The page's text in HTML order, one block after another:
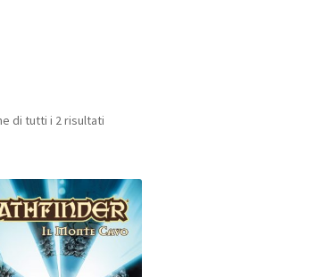
di tutti i 2 risultati